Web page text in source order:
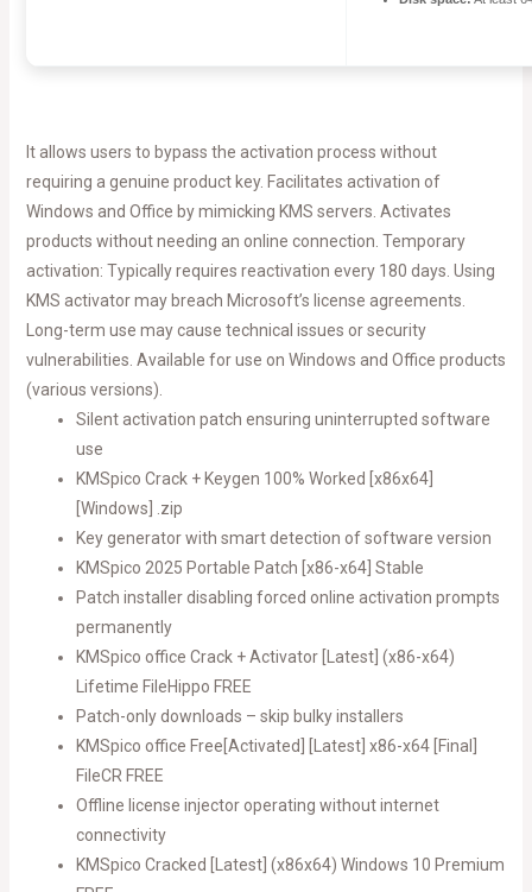
It allows users to bypass the activation process without
requiring a genuine product key. Facilitates activation of
Windows and Office by mimicking KMS servers. Activates
products without needing an online connection. Temporary
activation: Typically requires reactivation every 180 days. Using
KMS activator may breach Microsoft’s license agreements.
Long-term use may cause technical issues or security
vulnerabilities. Available for use on Windows and Office products
(various versions).
Silent activation patch ensuring uninterrupted software
use
KMSpico Crack + Keygen 100% Worked [x86x64]
[Windows] .zip
Key generator with smart detection of software version
KMSpico 2025 Portable Patch [x86-x64] Stable
Patch installer disabling forced online activation prompts
permanently
KMSpico office Crack + Activator [Latest] (x86-x64)
Lifetime FileHippo FREE
Patch-only downloads – skip bulky installers
KMSpico office Free[Activated] [Latest] x86-x64 [Final]
FileCR FREE
Offline license injector operating without internet
connectivity
KMSpico Cracked [Latest] (x86x64) Windows 10 Premium